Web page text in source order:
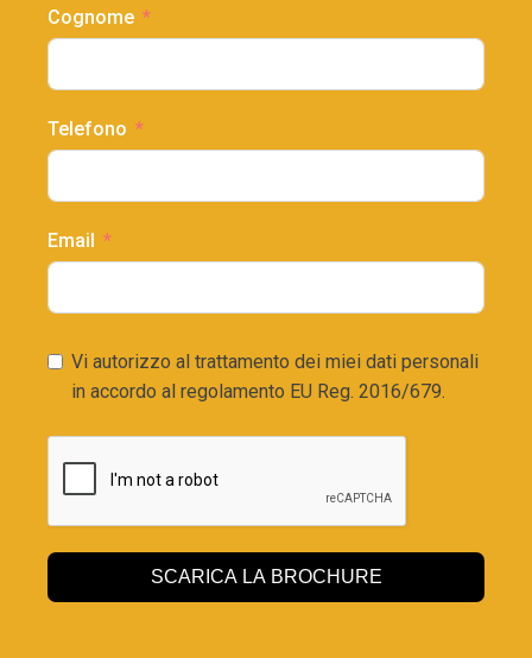
Cognome
Telefono
Email
Vi autorizzo al trattamento dei miei dati personali
in accordo al regolamento EU Reg. 2016/679.
SCARICA LA BROCHURE